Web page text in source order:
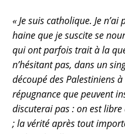
« Je suis catholique. Je
haine que je suscite se
qui ont parfois trait à la
n’hésitant pas, dans un
découpé des Palestiniens
répugnance que peuvent
discuterai pas : on est
; la vérité après tout